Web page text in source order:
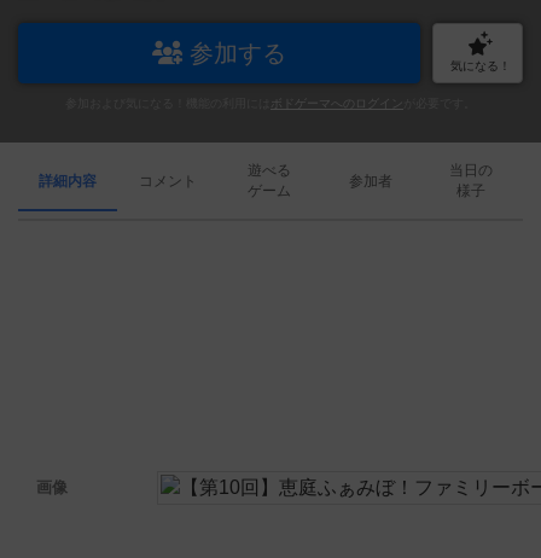
参加する 気になる！
ボドゲーマへのログイン
詳細内容 コメント
遊べる
ゲーム
参加者
当日の
様子
画像